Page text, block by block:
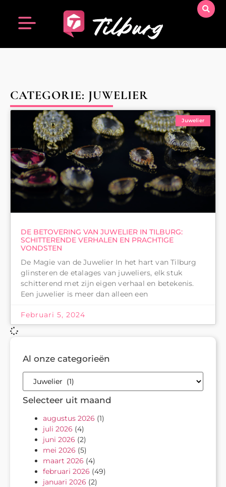
CATEGORIE: JUWELIER
Juwelier
DE BETOVERING VAN JUWELIER IN TILBURG:
SCHITTERENDE VERHALEN EN PRACHTIGE
VONDSTEN
De Magie van de Juwelier In het hart van Tilburg
glinsteren de etalages van juweliers, elk stuk
schitterend met zijn eigen verhaal en betekenis.
Een juwelier is meer dan alleen een
Februari 5, 2024
Al onze categorieën
Selecteer uit maand
augustus 2026 (1)
juli 2026 (4)
juni 2026 (2)
mei 2026 (5)
maart 2026 (4)
februari 2026 (49)
januari 2026 (2)